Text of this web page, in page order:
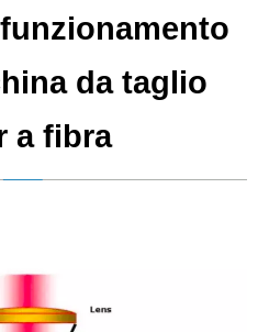
da taglio
a fibra